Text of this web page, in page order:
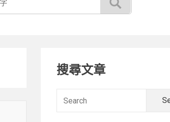
Primary
Sidebar
搜尋文章